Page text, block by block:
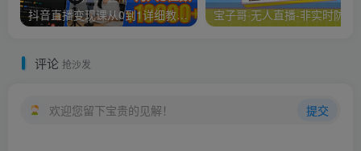
抖音直播变现课从0到1详细教学，一人直播变现拿结果的全链路，普通人也能月入5位数
评论 抢沙发
欢迎您留下宝贵的见解！ 提交